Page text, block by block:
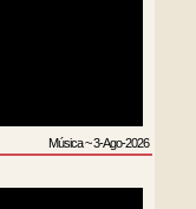
Música~3-Ago-2026